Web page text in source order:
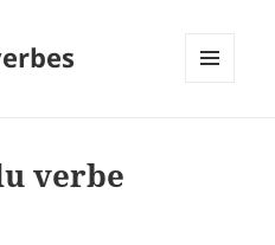
verbe